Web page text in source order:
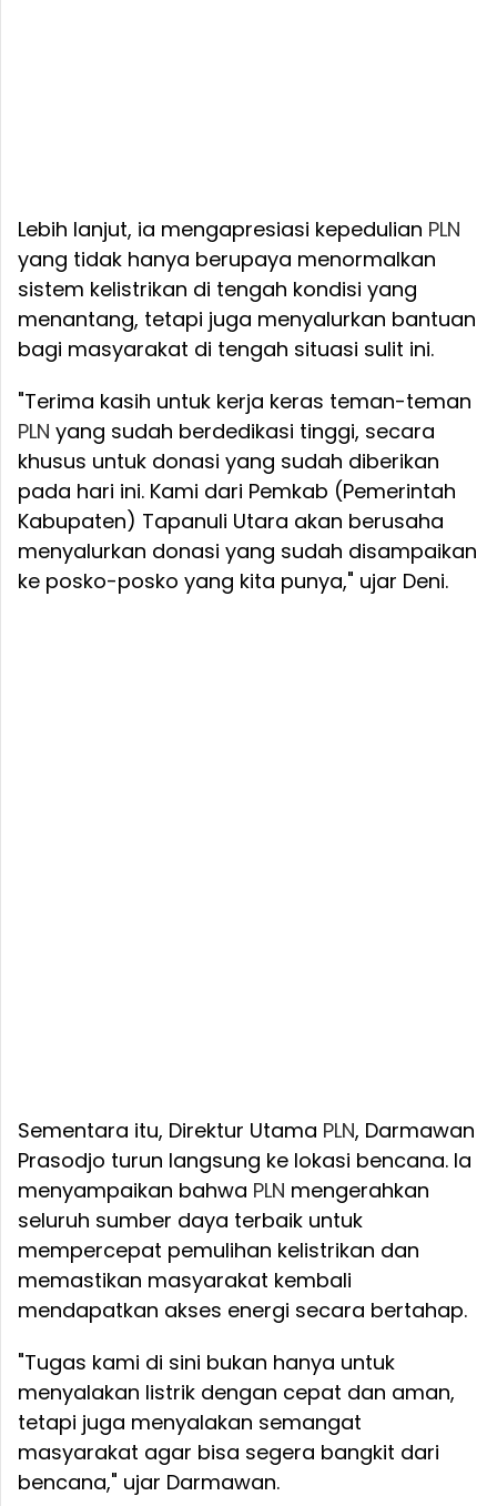
Lebih lanjut, ia mengapresiasi kepedulian PLN
yang tidak hanya berupaya menormalkan
sistem kelistrikan di tengah kondisi yang
menantang, tetapi juga menyalurkan bantuan
bagi masyarakat di tengah situasi sulit ini.
"Terima kasih untuk kerja keras teman-teman
PLN yang sudah berdedikasi tinggi, secara
khusus untuk donasi yang sudah diberikan
pada hari ini. Kami dari Pemkab (Pemerintah
Kabupaten) Tapanuli Utara akan berusaha
menyalurkan donasi yang sudah disampaikan
ke posko-posko yang kita punya," ujar Deni.
Sementara itu, Direktur Utama PLN, Darmawan
Prasodjo turun langsung ke lokasi bencana. Ia
menyampaikan bahwa PLN mengerahkan
seluruh sumber daya terbaik untuk
mempercepat pemulihan kelistrikan dan
memastikan masyarakat kembali
mendapatkan akses energi secara bertahap.
"Tugas kami di sini bukan hanya untuk
menyalakan listrik dengan cepat dan aman,
tetapi juga menyalakan semangat
masyarakat agar bisa segera bangkit dari
bencana," ujar Darmawan.